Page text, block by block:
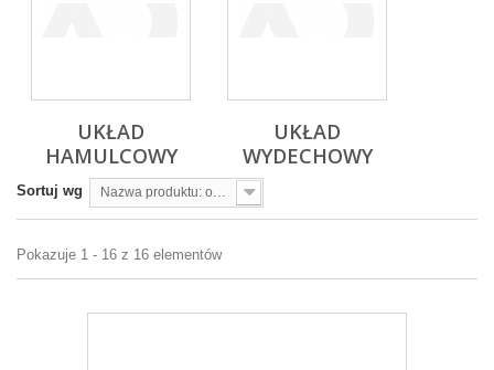
UKŁAD
HAMULCOWY
UKŁAD
WYDECHOWY
Sortuj wg Nazwa produktu: od A do Z
Pokazuje 1 - 16 z 16 elementów